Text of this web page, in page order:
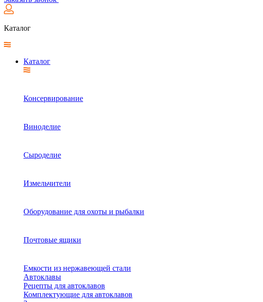
Каталог
Каталог
Консервирование
Виноделие
Сыроделие
Измельчители
Оборудование для охоты и рыбалки
Почтовые ящики
Емкости из нержавеющей стали
Автоклавы
Рецепты для автоклавов
Комплектующие для автоклавов